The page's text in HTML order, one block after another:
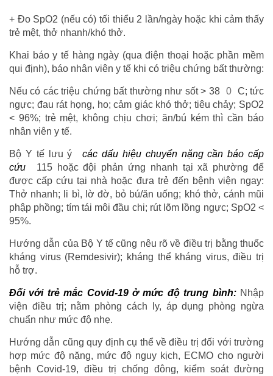
+ Đo SpO2 (nếu có) tối thiểu 2 lần/ngày hoặc khi cảm thấy
trẻ mệt, thở nhanh/khó thở.
Khai báo y tế hàng ngày (qua điện thoại hoặc phần mềm
qui định), báo nhân viên y tế khi có triệu chứng bất thường:
Nếu có các triệu chứng bất thường như sốt > 38 0
C; tức
ngực; đau rát họng, ho; cảm giác khó thở; tiêu chảy; SpO2
< 96%; trẻ mệt, không chịu chơi; ăn/bú kém thì cần báo
nhân viên y tế.
Bộ Y tế lưu ý
các dấu hiệu chuyển nặng cần báo cấp
cứu
115 hoặc đội phản ứng nhanh tại xã phường để
được cấp cứu tại nhà hoặc đưa trẻ đến bệnh viện ngay:
Thở nhanh; li bì, lờ đờ, bỏ bú/ăn uống; khó thở, cánh mũi
phập phồng; tím tái môi đầu chi; rút lõm lồng ngực; SpO2 <
95%.
Hướng dẫn của Bộ Y tế cũng nêu rõ về điều trị bằng thuốc
kháng virus (Remdesivir); kháng thể kháng virus, điều trị
hỗ trợ.
Đối với trẻ mắc Covid-19 ở mức độ trung bình:Nhập
viện điều trị; nằm phòng cách ly, áp dụng phòng ngừa
chuẩn như mức độ nhẹ.
Hướng dẫn cũng quy định cụ thể về điều trị đối với trường
hợp mức độ nặng, mức độ nguy kịch, ECMO cho người
bệnh Covid-19, điều trị chống đông, kiểm soát đường